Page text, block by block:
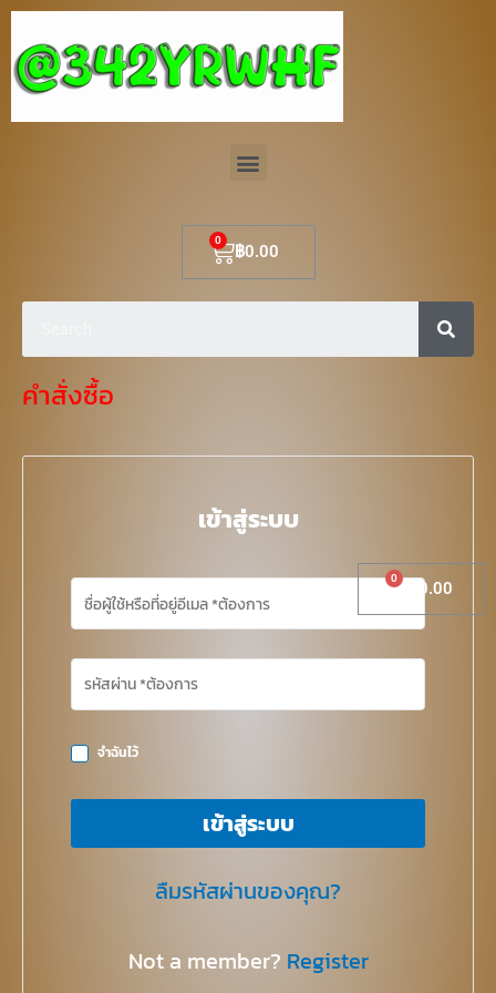
Skip
to
content
Menu
฿0.00
Cart
คำสั่งซื้อ
เข้าสู่ระบบ
จำฉันไว้
เข้าสู่ระบบ
ลืมรหัสผ่านของคุณ?
Not a member? Register
0.00
Cart